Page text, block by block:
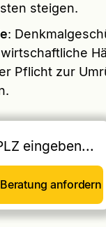
steigen.
:
Pflicht zur